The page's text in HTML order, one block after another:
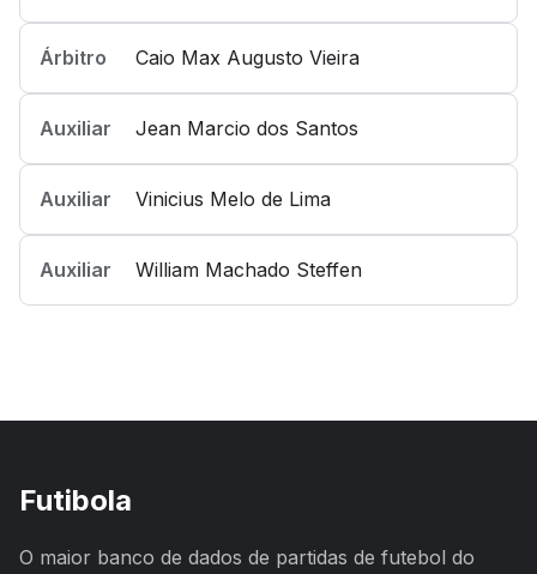
Árbitro Caio Max Augusto Vieira
Auxiliar Jean Marcio dos Santos
Auxiliar Vinicius Melo de Lima
Auxiliar William Machado Steffen
Futibola
O maior banco de dados de partidas de futebol do